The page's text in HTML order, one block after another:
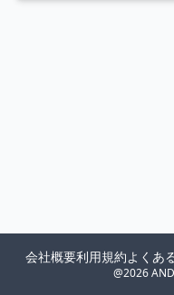
@2026
会社概要利用規約よくあ